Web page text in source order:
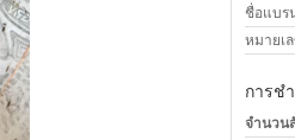
ชื่อแบร
หมายเ
การช
จำนวน